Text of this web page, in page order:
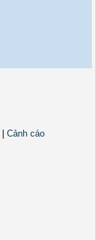
Cảnh cáo